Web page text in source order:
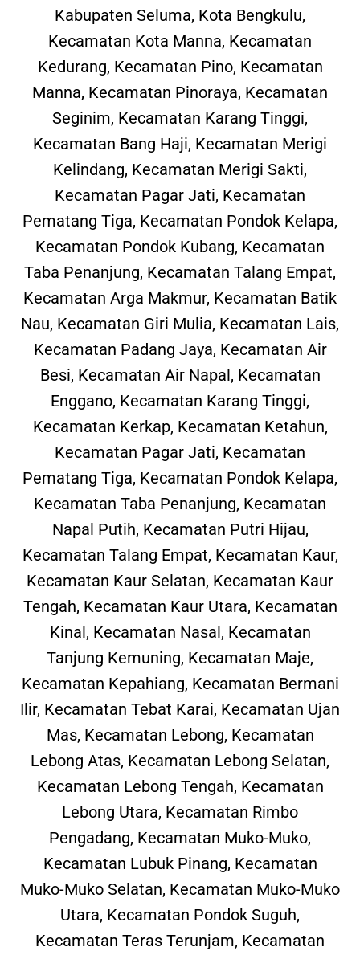
Kabupaten Seluma, Kota Bengkulu,
Kecamatan Kota Manna, Kecamatan
Kedurang, Kecamatan Pino, Kecamatan
Manna, Kecamatan Pinoraya, Kecamatan
Seginim, Kecamatan Karang Tinggi,
Kecamatan Bang Haji, Kecamatan Merigi
Kelindang, Kecamatan Merigi Sakti,
Kecamatan Pagar Jati, Kecamatan
Pematang Tiga, Kecamatan Pondok Kelapa,
Kecamatan Pondok Kubang, Kecamatan
Taba Penanjung, Kecamatan Talang Empat,
Kecamatan Arga Makmur, Kecamatan Batik
Nau, Kecamatan Giri Mulia, Kecamatan Lais,
Kecamatan Padang Jaya, Kecamatan Air
Besi, Kecamatan Air Napal, Kecamatan
Enggano, Kecamatan Karang Tinggi,
Kecamatan Kerkap, Kecamatan Ketahun,
Kecamatan Pagar Jati, Kecamatan
Pematang Tiga, Kecamatan Pondok Kelapa,
Kecamatan Taba Penanjung, Kecamatan
Napal Putih, Kecamatan Putri Hijau,
Kecamatan Talang Empat, Kecamatan Kaur,
Kecamatan Kaur Selatan, Kecamatan Kaur
Tengah, Kecamatan Kaur Utara, Kecamatan
Kinal, Kecamatan Nasal, Kecamatan
Tanjung Kemuning, Kecamatan Maje,
Kecamatan Kepahiang, Kecamatan Bermani
Ilir, Kecamatan Tebat Karai, Kecamatan Ujan
Mas, Kecamatan Lebong, Kecamatan
Lebong Atas, Kecamatan Lebong Selatan,
Kecamatan Lebong Tengah, Kecamatan
Lebong Utara, Kecamatan Rimbo
Pengadang, Kecamatan Muko-Muko,
Kecamatan Lubuk Pinang, Kecamatan
Muko-Muko Selatan, Kecamatan Muko-Muko
Utara, Kecamatan Pondok Suguh,
Kecamatan Teras Terunjam, Kecamatan